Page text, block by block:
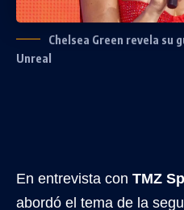
Chelsea Green revela su
Unreal
En entrevista con TMZ
abordó el tema de la